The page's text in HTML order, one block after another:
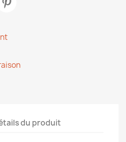
du produit